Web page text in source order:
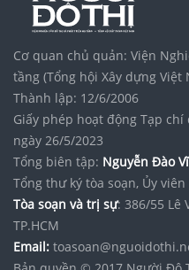
Cơ quan chủ quản: Viện
tầng (Tổng hội Xây dựng Việt
Thành lập: 12/6/2006
Giấy phép hoạt động Tạp chí
ngày 26/5/2023
Tổng biên tập: Nguyễn Đào
Tổng thư ký tòa soạn, Ủy
Tòa soạn và trị sự: 386/55 Lê
TP.HCM
Email: